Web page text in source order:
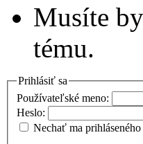
Musíte
tému.
Prihlásiť sa
Používateľské meno:
Heslo:
Nechať ma prihláseného